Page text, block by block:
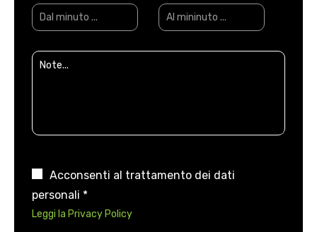
Acconsenti al trattamento dei dati
personali *
Leggi la Privacy Policy